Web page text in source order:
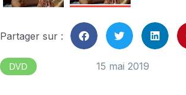
Partager sur :
DVD 15 mai 2019